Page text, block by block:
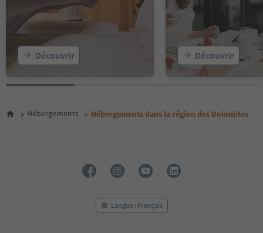
22
23
26
Découvrir Découvrir
Hébergements Hébergements dans la région des Dolomites
Langue : Français